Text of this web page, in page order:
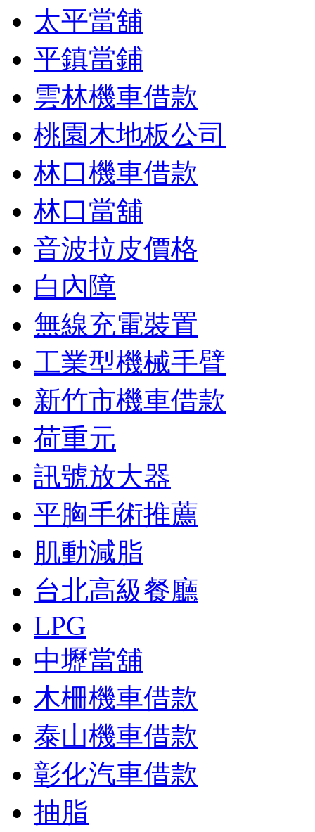
太平當舖
平鎮當鋪
雲林機車借款
桃園木地板公司
林口機車借款
林口當舖
音波拉皮價格
白內障
無線充電裝置
工業型機械手臂
新竹市機車借款
荷重元
訊號放大器
平胸手術推薦
肌動減脂
台北高級餐廳
LPG
中壢當舖
木柵機車借款
泰山機車借款
彰化汽車借款
抽脂